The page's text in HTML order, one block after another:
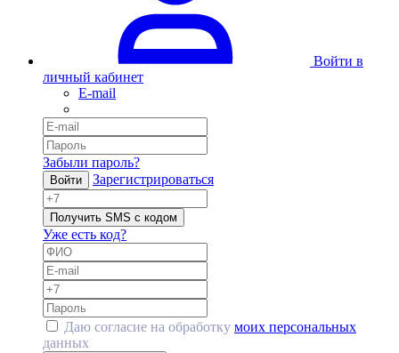
Войти в
личный кабинет
E-mail
Забыли пароль?
Войти Зарегистрироваться
Получить SMS с кодом
Уже есть код?
Даю согласие на обработку моих персональных
данных